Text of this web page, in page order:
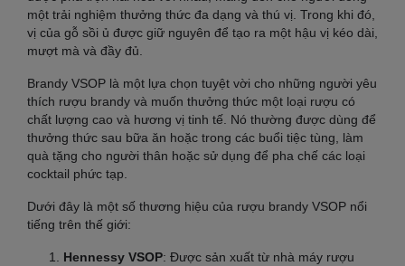
một trải nghiệm thưởng thức đa dạng và thú vị. Trong khi đó,
vị của gỗ sồi ủ được giữ nguyên để tạo ra một hậu vị kéo dài,
mượt mà và đầy đủ.
Brandy VSOP là một lựa chọn tuyệt vời cho những người yêu
thích rượu brandy và muốn thưởng thức một loại rượu có
chất lượng cao và hương vị tinh tế. Nó thường được dùng để
thưởng thức sau bữa ăn hoặc trong các buổi tiệc tùng, làm
quà tặng cho người thân hoặc sử dụng để pha chế các loại
cocktail phức tạp.
Dưới đây là một số thương hiệu của rượu brandy VSOP nổi
tiếng trên thế giới:
Hennessy VSOP: Được sản xuất từ nhà máy rượu